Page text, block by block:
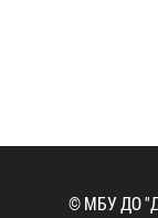
© МБУ ДО